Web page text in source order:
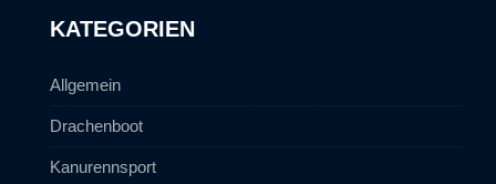
KATEGORIEN
Allgemein
Drachenboot
Kanurennsport